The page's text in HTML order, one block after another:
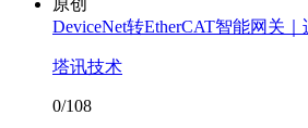
原创
DeviceNet转EtherCAT智能网关
塔讯技术
0/108